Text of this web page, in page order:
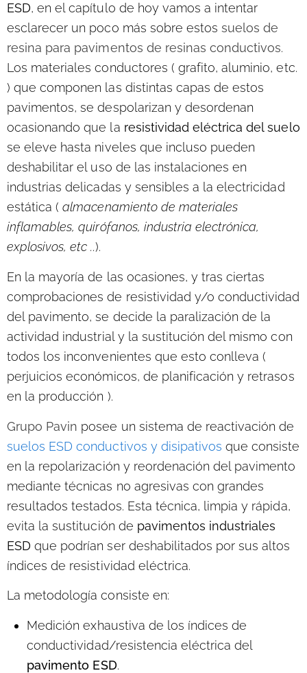
ESD, en el capítulo de hoy vamos a intentar
esclarecer un poco más sobre estossuelos de
resina para pavimentos de resinas conductivos.
Los materiales conductores ( grafito, aluminio, etc.
) que componen las distintas capas de estos
pavimentos, se despolarizan y desordenan
ocasionando que la resistividad eléctrica del suelo
se eleve hasta niveles que incluso pueden
deshabilitar el uso de las instalaciones en
industrias delicadas y sensibles a la electricidad
estática (almacenamiento de materiales
inflamables, quirófanos, industria electrónica,
explosivos, etc ..).
En la mayoría de las ocasiones, y tras ciertas
comprobaciones de resistividad y/o conductividad
del pavimento, se decide la paralización de la
actividad industrial y la sustitución del mismo con
todos los inconvenientes que esto conlleva (
perjuicios económicos, de planificación y retrasos
en la producción ).
Grupo Pavin posee un sistema de reactivación de
suelos ESD conductivos y disipativos que consiste
en la repolarización y reordenación del pavimento
mediante técnicas no agresivas con grandes
resultados testados. Esta técnica, limpia y rápida,
evita la sustitución de pavimentos industriales
ESD que podrían ser deshabilitados por sus altos
índices de resistividad eléctrica.
La metodología consiste en:
Medición exhaustiva de los índices de
conductividad/resistencia eléctrica del
pavimento ESD.